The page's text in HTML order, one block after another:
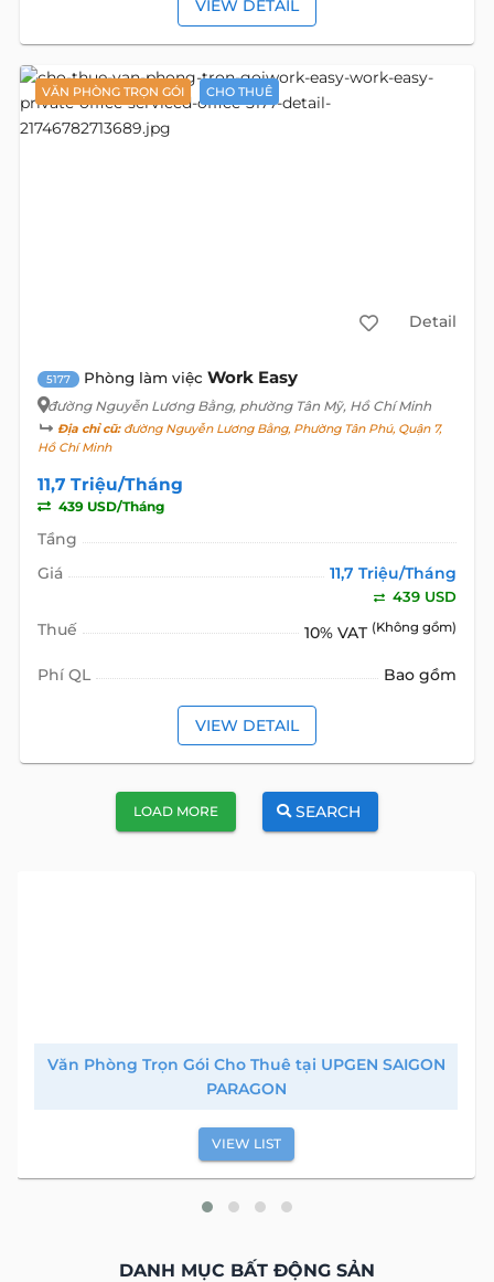
VIEW DETAIL
VĂN PHÒNG TRỌN GÓI CHO THUÊ
Detail
5177 Phòng làm việc Work Easy
đường Nguyễn Lương Bằng, phường Tân Mỹ, Hồ Chí Minh
Địa chỉ cũ:đường Nguyễn Lương Bằng, Phường Tân Phú, Quận 7,
Hồ Chí Minh
11,7 Triệu/Tháng
439 USD/Tháng
Tầng
Giá
11,7 Triệu/Tháng
439 USD
Thuế 10% VAT (Không gồm)
Phí QL Bao gồm
VIEW DETAIL
LOAD MORE SEARCH
Văn Phòng Trọn Gói Cho Thuê tại UPGEN SAIGON
PARAGON
VIEW LIST
DANH MỤC BẤT ĐỘNG SẢN